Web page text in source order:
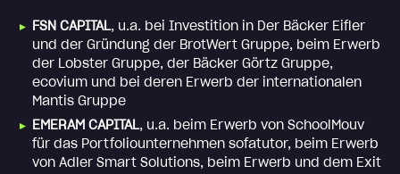
FSN CAPITAL, u.a. bei Investition in Der Bäcker Eifler
und der Gründung der BrotWert Gruppe, beim Erwerb
der Lobster Gruppe, der Bäcker Görtz Gruppe,
ecovium und bei deren Erwerb der internationalen
Mantis Gruppe
EMERAM CAPITAL, u.a. beim Erwerb von SchoolMouv
für das Portfoliounternehmen sofatutor, beim Erwerb
von Adler Smart Solutions, beim Erwerb und dem Exit